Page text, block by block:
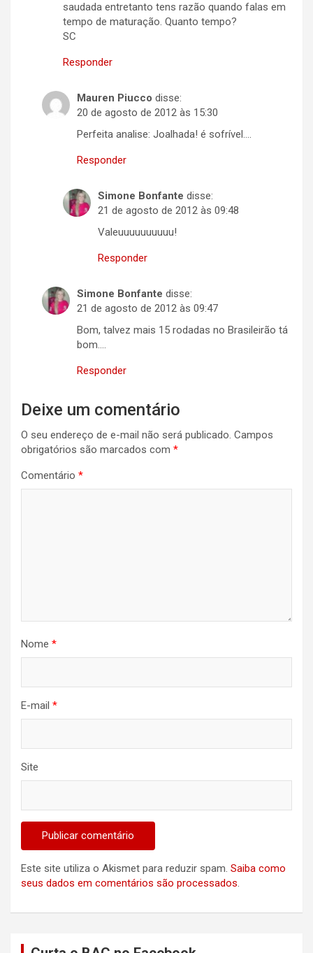
saudada entretanto tens razão quando falas em
tempo de maturação. Quanto tempo?
SC
Responder
Mauren Piucco disse:
20 de agosto de 2012 às 15:30
Perfeita analise: Joalhada! é sofrível….
Responder
Simone Bonfante disse:
21 de agosto de 2012 às 09:48
Valeuuuuuuuuuu!
Responder
Simone Bonfante disse:
21 de agosto de 2012 às 09:47
Bom, talvez mais 15 rodadas no Brasileirão tá
bom….
Responder
Deixe um comentário
O seu endereço de e-mail não será publicado. Campos
obrigatórios são marcados com *
Comentário *
Nome *
E-mail *
Site
Este site utiliza o Akismet para reduzir spam. Saiba como
seus dados em comentários são processados.